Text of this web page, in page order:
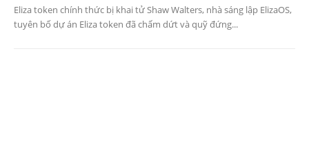
Eliza token chính thức bị khai tử Shaw Walters, nhà sáng lập ElizaOS,
tuyên bố dự án Eliza token đã chấm dứt và quỹ đứng...